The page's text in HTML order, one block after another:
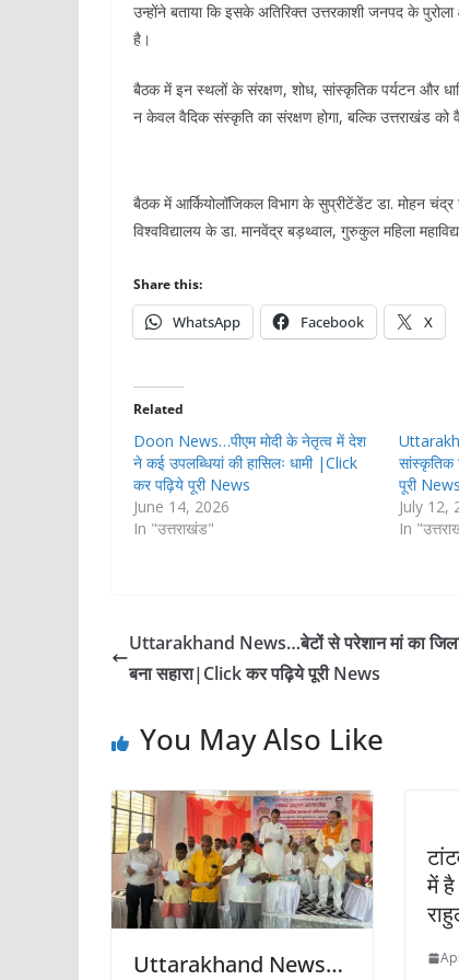
उन्होंने बताया कि इसके अतिरिक्त उत्तरकाशी जनपद के
है।
बैठक में इन स्थलों के संरक्षण, शोध, सांस्कृतिक पर्यटन और
न केवल वैदिक संस्कृति का संरक्षण होगा, बल्कि उत्तराखंड को
बैठक में आर्कियोलॉजिकल विभाग के सुप्रीटेंडेंट डा. मोहन
विश्वविद्यालय के डा. मानवेंद्र बड़थ्वाल, गुरुकुल महिला
Share this:
WhatsApp Facebook X
Related
Doon News…पीएम मोदी के नेतृत्व में देश
ने कई उपलब्धियां की हासिलः धामी |Click
कर पढ़िये पूरी News
June 14, 2026
In "उत्तराखंड"
सांस्कृतिक
पूरी News
July 12,
In
Uttarakhand News…बेटों से परेशान मां का
बना सहारा|Click कर पढ़िये पूरी News
You May Also Like
Uttarakhand News…
में